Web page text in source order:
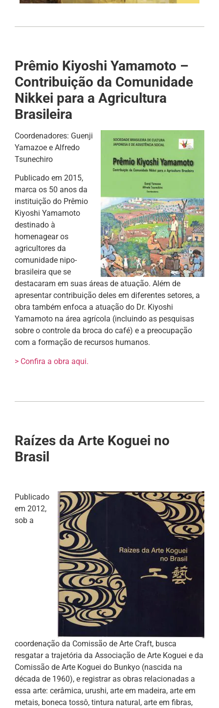
Prêmio Kiyoshi Yamamoto –
Contribuição da Comunidade
Nikkei para a Agricultura
Brasileira
Coordenadores: Guenji
Yamazoe e Alfredo
Tsunechiro
Publicado em 2015,
marca os 50 anos da
instituição do Prêmio
Kiyoshi Yamamoto
destinado à
homenagear os
agricultores da
comunidade nipo-
brasileira que se
destacaram em suas áreas de atuação. Além de
apresentar contribuição deles em diferentes setores, a
obra também enfoca a atuação do Dr. Kiyoshi
Yamamoto na área agrícola (incluindo as pesquisas
sobre o controle da broca do café) e a preocupação
com a formação de recursos humanos.
> Confira a obra aqui.
Raízes da Arte Koguei no
Brasil
Publicado
em 2012,
sob a
coordenação da Comissão de Arte Craft, busca
resgatar a trajetória da Associação de Arte Koguei e da
Comissão de Arte Koguei do Bunkyo (nascida na
década de 1960), e registrar as obras relacionadas a
essa arte: cerâmica, urushi, arte em madeira, arte em
metais, boneca tossô, tintura natural, arte em fibras,